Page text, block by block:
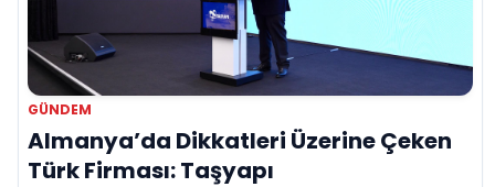
GÜNDEM
Almanya’da Dikkatleri Üzerine Çeken
Türk Firması: Taşyapı